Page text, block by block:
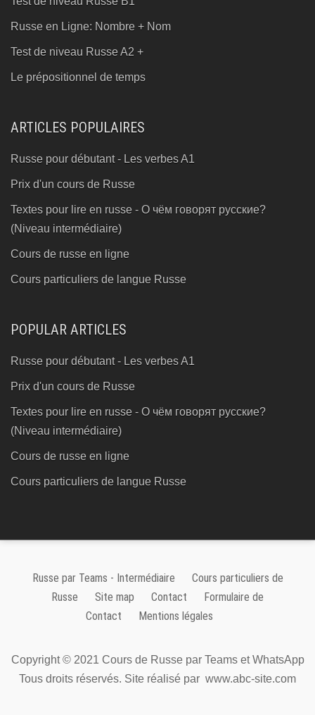
Russe en Ligne: Nombre + Nom
Test de niveau Russe A2 +
Le prépositionnel de temps
ARTICLES POPULAIRES
Russe pour débutant - Les verbes A1
Prix d'un cours de Russe
Textes pour lire en russe - О чём говорят русские?
(Niveau intermédiaire)
Cours de russe en ligne
Cours particuliers de langue Russe
POPULAR ARTICLES
Russe pour débutant - Les verbes A1
Prix d'un cours de Russe
Textes pour lire en russe - О чём говорят русские?
(Niveau intermédiaire)
Cours de russe en ligne
Cours particuliers de langue Russe
Russe par Teams - Intermédiaire
Cours particuliers de
Russe
Site map Contact
Formulaire de
Contact
Mentions légales
Copyright © 2021 Cours de Russe par Teams et WhatsApp
Tous droits réservés. Site réalisé par www.abc-site.com